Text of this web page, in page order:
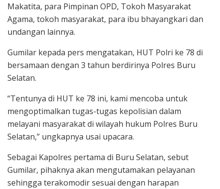
Makatita, para Pimpinan OPD, Tokoh Masyarakat
Agama, tokoh masyarakat, para ibu bhayangkari dan
undangan lainnya.
Gumilar kepada pers mengatakan, HUT Polri ke 78 di
bersamaan dengan 3 tahun berdirinya Polres Buru
Selatan.
“Tentunya di HUT ke 78 ini, kami mencoba untuk
mengoptimalkan tugas-tugas kepolisian dalam
melayani masyarakat di wilayah hukum Polres Buru
Selatan,” ungkapnya usai upacara.
Sebagai Kapolres pertama di Buru Selatan, sebut
Gumilar, pihaknya akan mengutamakan pelayanan
sehingga terakomodir sesuai dengan harapan